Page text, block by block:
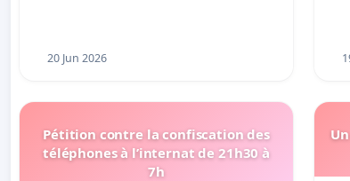
20 Jun 2026
Pétition contre la confiscation des
téléphones à l’internat de 21h30 à
7h